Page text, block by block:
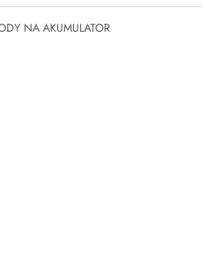
NA AKUMULATOR